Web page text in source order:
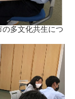
多文化共生につ